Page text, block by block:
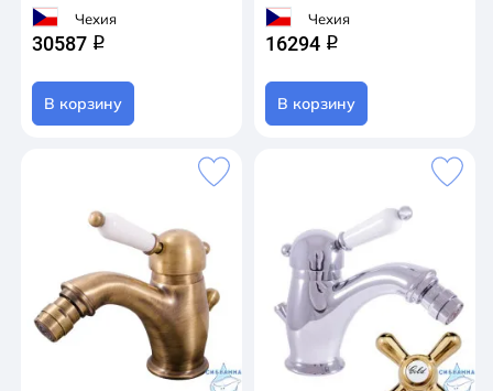
Чехия
30587 q
В корзину
Чехия
16294 q
В корзину